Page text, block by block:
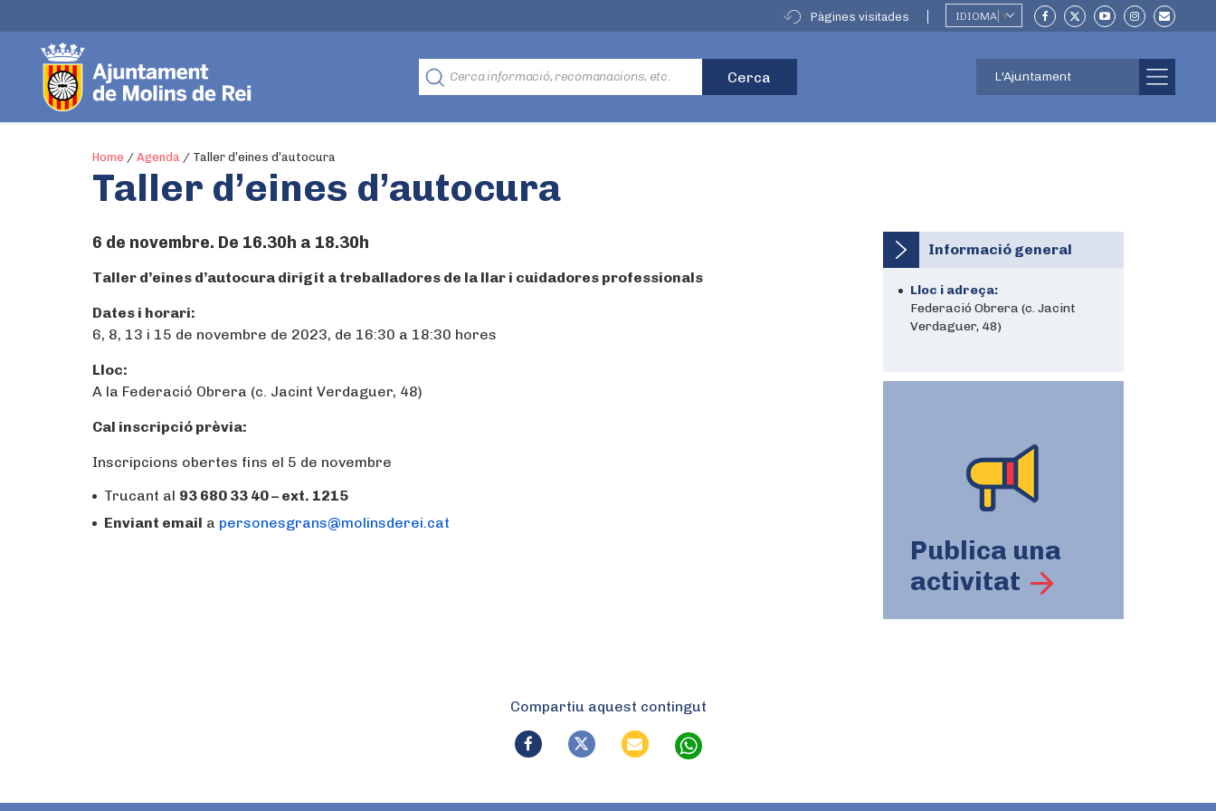
Pàgines visitades IDIOMA ▼
L'Ajuntament
Home / Agenda / Taller d’eines d’autocura
Taller d’eines d’autocura
6 de novembre. De 16.30h a 18.30h
Taller d’eines d’autocura dirigit a treballadores de la llar i cuidadores professionals
Dates i horari:
6, 8, 13 i 15 de novembre de 2023, de 16:30 a 18:30 hores
Lloc:
A la Federació Obrera (c. Jacint Verdaguer, 48)
Cal inscripció prèvia:
Inscripcions obertes fins el 5 de novembre
Trucant al 93 680 33 40 – ext. 1215
Enviant email a personesgrans@molinsderei.cat
Informació general
Lloc i adreça:
Federació Obrera (c. Jacint
Verdaguer, 48)
Publica una
activitat
Compartiu aquest contingut